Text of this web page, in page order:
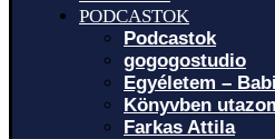
PODCASTOK
Podcastok
gogogostudio
Egyéletem –
Könyvben
Farkas Attila